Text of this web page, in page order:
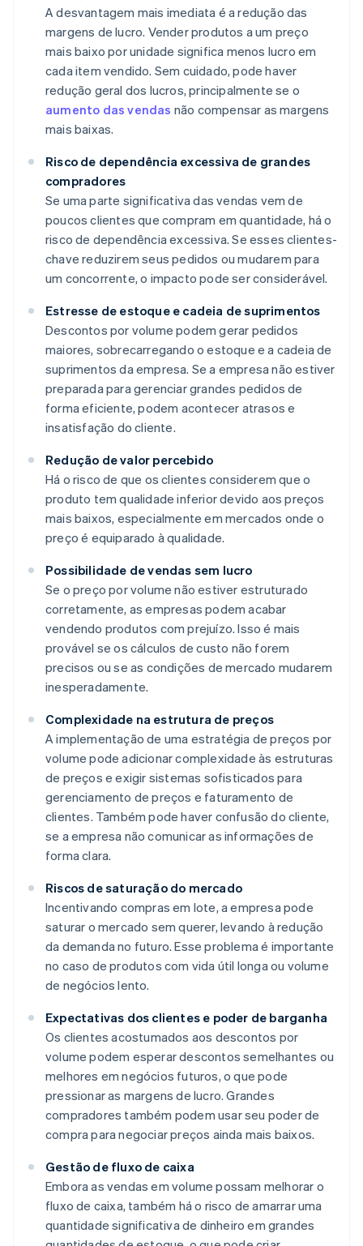
A desvantagem mais imediata é a redução das
margens de lucro. Vender produtos a um preço
mais baixo por unidade significa menos lucro em
cada item vendido. Sem cuidado, pode haver
redução geral dos lucros, principalmente se o
aumento das vendas não compensar as margens
mais baixas.
Risco de dependência excessiva de grandes
compradores
Se uma parte significativa das vendas vem de
poucos clientes que compram em quantidade, há o
risco de dependência excessiva. Se esses clientes-
chave reduzirem seus pedidos ou mudarem para
um concorrente, o impacto pode ser considerável.
Estresse de estoque e cadeia de suprimentos
Descontos por volume podem gerar pedidos
maiores, sobrecarregando o estoque e a cadeia de
suprimentos da empresa. Se a empresa não estiver
preparada para gerenciar grandes pedidos de
forma eficiente, podem acontecer atrasos e
insatisfação do cliente.
Redução de valor percebido
Há o risco de que os clientes considerem que o
produto tem qualidade inferior devido aos preços
mais baixos, especialmente em mercados onde o
preço é equiparado à qualidade.
Possibilidade de vendas sem lucro
Se o preço por volume não estiver estruturado
corretamente, as empresas podem acabar
vendendo produtos com prejuízo. Isso é mais
provável se os cálculos de custo não forem
precisos ou se as condições de mercado mudarem
inesperadamente.
Complexidade na estrutura de preços
A implementação de uma estratégia de preços por
volume pode adicionar complexidade às estruturas
de preços e exigir sistemas sofisticados para
gerenciamento de preços e faturamento de
clientes. Também pode haver confusão do cliente,
se a empresa não comunicar as informações de
forma clara.
Riscos de saturação do mercado
Incentivando compras em lote, a empresa pode
saturar o mercado sem querer, levando à redução
da demanda no futuro. Esse problema é importante
no caso de produtos com vida útil longa ou volume
de negócios lento.
Expectativas dos clientes e poder de barganha
Os clientes acostumados aos descontos por
volume podem esperar descontos semelhantes ou
melhores em negócios futuros, o que pode
pressionar as margens de lucro. Grandes
compradores também podem usar seu poder de
compra para negociar preços ainda mais baixos.
Gestão de fluxo de caixa
Embora as vendas em volume possam melhorar o
fluxo de caixa, também há o risco de amarrar uma
quantidade significativa de dinheiro em grandes